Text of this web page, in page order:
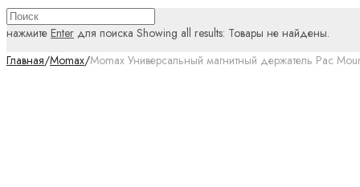
нажмите Enter для поиска Showing all results: Товары не найдены.
Главная/Momax/Momax Универсальный магнитный держатель Pac